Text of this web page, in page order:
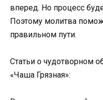
вперед. Но процесс
Поэтому молитва
правильном пути.
Статьи о чудотворном
«Чаша Грязная»: